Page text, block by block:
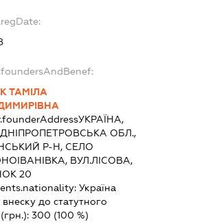
ТАМІЛА
УКРАЇНА,
ДНІПРОПЕТРОВСЬКА ОБЛ.,
Р-Н, СЕЛО
ВУЛ.ЛІСОВА,
20
Україна
внеску до статутного
300 (100 %)